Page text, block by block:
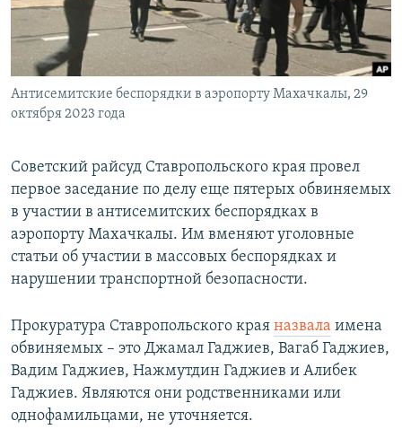
Все сайты РСЕ/РС
Антисемитские беспорядки в аэропорту Махачкалы, 29
октября 2023 года
Советский райсуд Ставропольского края провел
первое заседание по делу еще пятерых обвиняемых
в участии в антисемитских беспорядках в
аэропорту Махачкалы. Им вменяют уголовные
статьи об участии в массовых беспорядках и
нарушении транспортной безопасности.
Прокуратура Ставропольского края назвала имена
обвиняемых – это Джамал Гаджиев, Вагаб Гаджиев,
Вадим Гаджиев, Нажмутдин Гаджиев и Алибек
Гаджиев. Являются они родственниками или
однофамильцами, не уточняется.